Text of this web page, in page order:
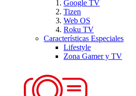
Google TV
Tizen
Web OS
Roku TV
Características Especiales
Lifestyle
Zona Gamer y TV